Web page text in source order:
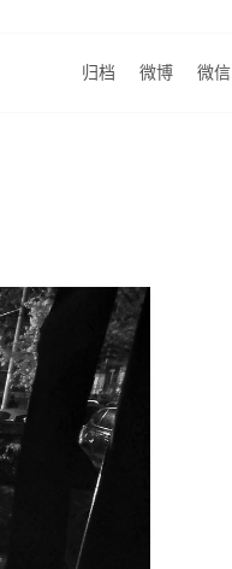
归档 微博 微信